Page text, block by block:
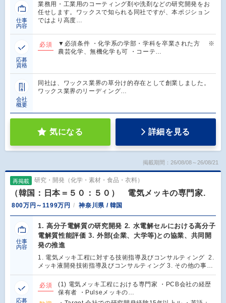
仕事
内容
業務用・工業用のコーティング剤や洗剤などの研究開発をお
任せします。ワックスで知られる同社ですが、本ポジション
ではより高度…
応募
資格
必須
▼必須条件 ・化学系の学部・学科を卒業された方 ※
農芸化学、無機化学も可 ・コーテ…
会社
概要
同社は、ワックス業界の草分け的存在として創業しました。
ワックス業界のリーディング…
気になる 詳細を見る
掲載期間：26/08/08～26/08/21
再掲載 研究・開発（化学・素材・食品・衣料）
（韓国：日本＝５０：５０） 電気メッキの専門家.
800万円～1199万円 神奈川県 / 韓国
仕事
内容
1. 高分子電解質の研究開発 2. 水電解セルにおける高分子
電解質性能評価 3. 外部(企業、大学等)との協業、共同開
発の推進
1. 電気メッキ工程に対する技術指導及びコンサルティング 2.
メッキ液開発技術指導及びコンサルティング 3. その他の事…
応募
必須
(1) 電気メッキ工程における専門家 ・PCB会社の経歴
保有者 ・Pulseメッキの…